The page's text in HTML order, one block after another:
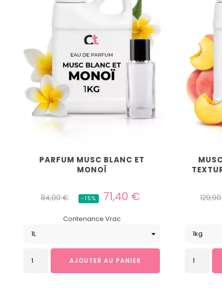
PARFUM MUSC BLANC ET
MONOÏ
Prix
84,00 € -15%
Prix
71,40 €
Contenance Vrac
AJOUTER AU PANIER
Prix